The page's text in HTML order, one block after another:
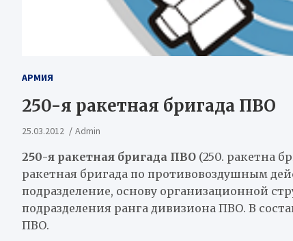
АРМИЯ
250-я ракетная бригада ПВО
25.03.2012 Admin
250-я ракетная бригада ПВО (250. ракетна
ракетная бригада по противовоздушным
подразделение, основу организационной
подразделения ранга дивизиона ПВО. В
ПВО.